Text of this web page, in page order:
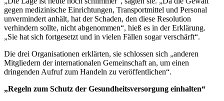
gegen medizinische Einrichtungen, Transportmittel und Personal
unvermindert anhält, hat der Schaden, den diese Resolution
verhindern sollte, nicht abgenommen“, hieß es in der Erklärung.
„Sie hat sich fortgesetzt und in vielen Fällen sogar verschärft“.
Die drei Organisationen erklärten, sie schlossen sich „anderen
Mitgliedern der internationalen Gemeinschaft an, um einen
dringenden Aufruf zum Handeln zu veröffentlichen“.
„Regeln zum Schutz der Gesundheitsversorgung einhalten“